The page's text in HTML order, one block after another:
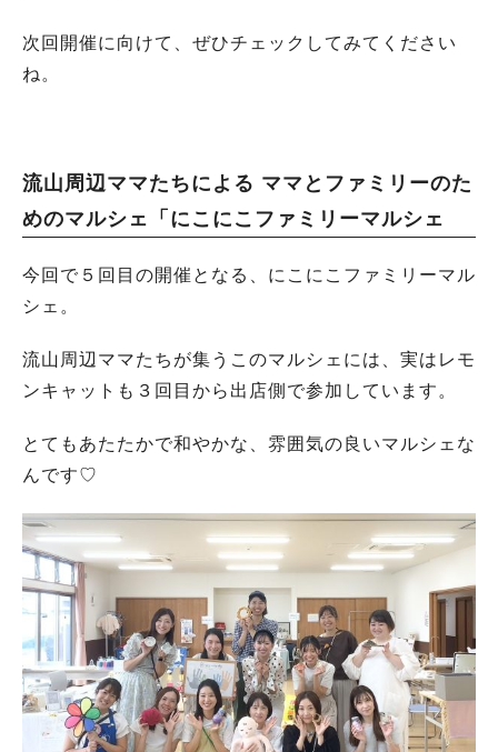
次回開催に向けて、ぜひチェックしてみてください
ね。
流山周辺ママたちによる ママとファミリーのた
めのマルシェ「にこにこファミリーマルシェ
今回で５回目の開催となる、にこにこファミリーマル
シェ。
流山周辺ママたちが集うこのマルシェには、実はレモ
ンキャットも３回目から出店側で参加しています。
とてもあたたかで和やかな、雰囲気の良いマルシェな
んです♡